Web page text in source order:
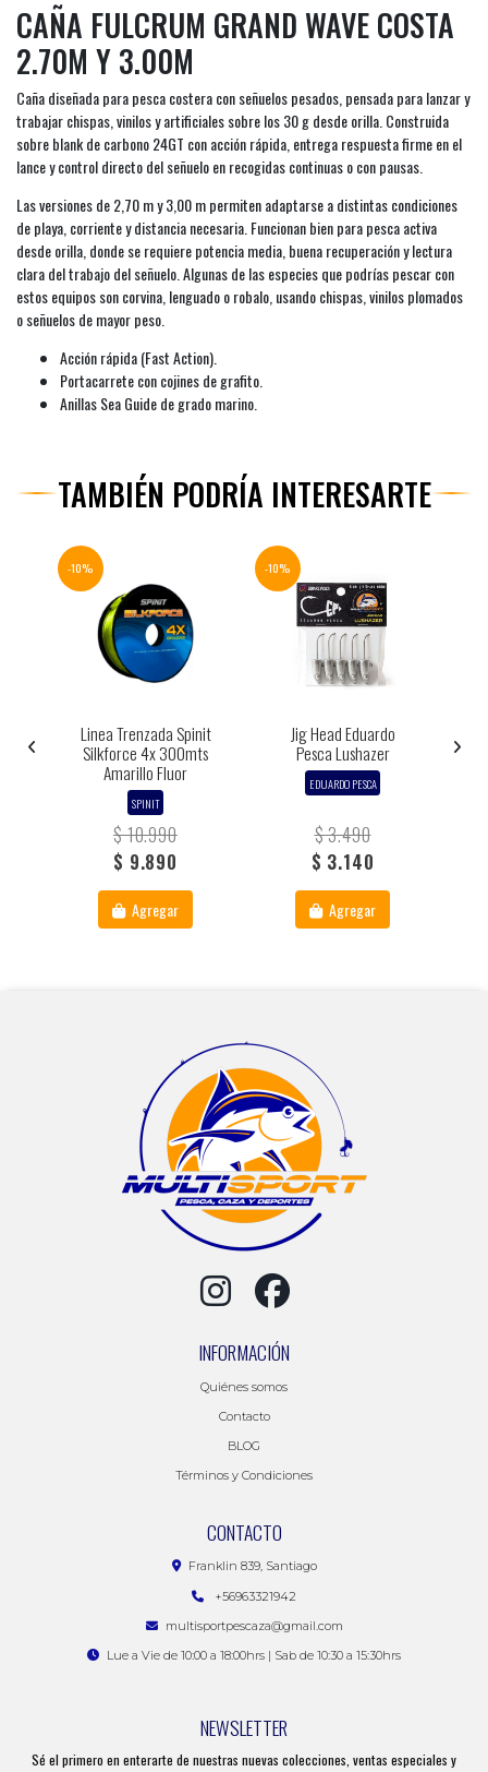
CAÑA FULCRUM GRAND WAVE COSTA
2.70M Y 3.00M
Caña diseñada para pesca costera con señuelos pesados, pensada para lanzar y
trabajar chispas, vinilos y artificiales sobre los 30 g desde orilla. Construida
sobre blank de carbono 24GT con acción rápida, entrega respuesta firme en el
lance y control directo del señuelo en recogidas continuas o con pausas.
Las versiones de 2,70 m y 3,00 m permiten adaptarse a distintas condiciones
de playa, corriente y distancia necesaria. Funcionan bien para pesca activa
desde orilla, donde se requiere potencia media, buena recuperación y lectura
clara del trabajo del señuelo. Algunas de las especies que podrías pescar con
estos equipos son corvina, lenguado o robalo, usando chispas, vinilos plomados
o señuelos de mayor peso.
Acción rápida (Fast Action).
Portacarrete con cojines de grafito.
Anillas Sea Guide de grado marino.
TAMBIÉN PODRÍA INTERESARTE
-10%
Linea Trenzada Spinit
Silkforce 4x 300mts
Amarillo Fluor
SPINIT
$ 10.990
$ 9.890
Agregar
-10%
Jig Head Eduardo
Pesca Lushazer
EDUARDO PESCA
$ 3.490
$ 3.140
Agregar
INFORMACIÓN
Quiénes somos
Contacto
BLOG
Términos y Condiciones
CONTACTO
Franklin 839, Santiago
+56963321942
multisportpescaza@gmail.com
Lue a Vie de 10:00 a 18:00hrs | Sab de 10:30 a 15:30hrs
NEWSLETTER
Sé el primero en enterarte de nuestras nuevas colecciones, ventas especiales y